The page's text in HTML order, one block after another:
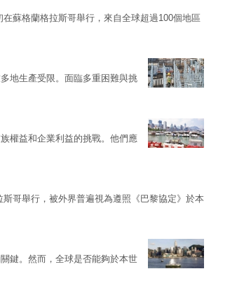
蘇格蘭格拉斯哥舉行，來自全球超過100個地區
地生產受限。面臨多重困難與挑
權益和企業利益的挑戰。他們應
哥舉行，被外界普遍視為遵照《巴黎協定》於本
鍵。然而，全球是否能夠於本世